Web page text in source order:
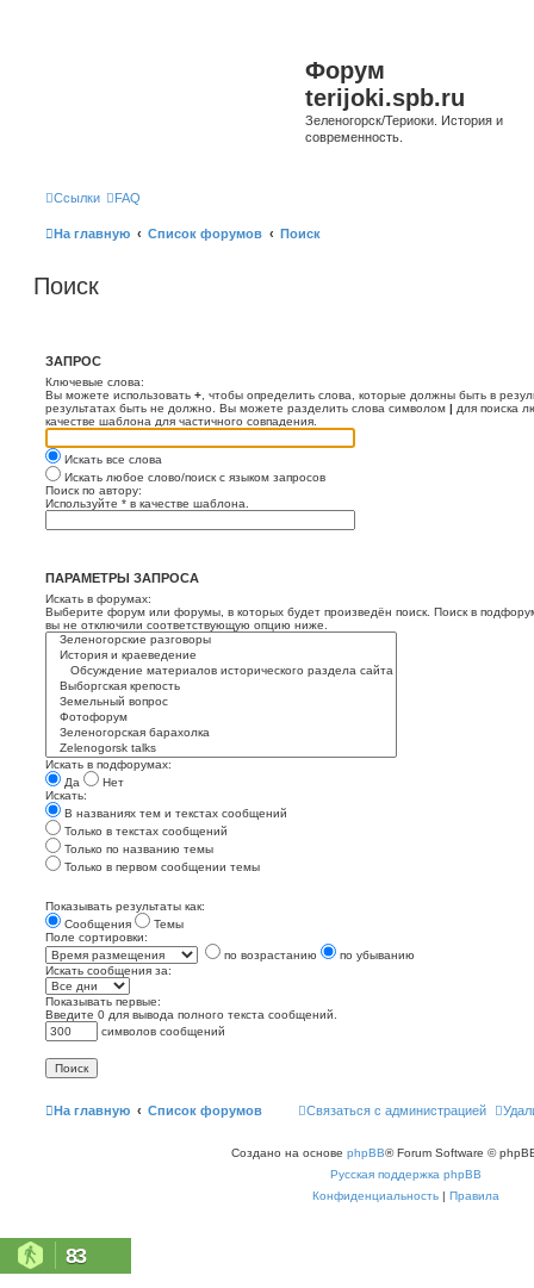
Форум
terijoki.spb.ru
Зеленогорск/Териоки. История и
современность.
Ссылки FAQ
На главную Список форумов Поиск
Поиск
ЗАПРОС
Ключевые слова:
Вы можете использовать + , чтобы определить слова, которые должны быть в
результатах быть не должно. Вы можете разделить слова символом | для поиска
качестве шаблона для частичного совпадения.
Искать все слова
Искать любое слово/поиск с языком запросов
Поиск по автору:
Используйте * в качестве шаблона.
ПАРАМЕТРЫ ЗАПРОСА
Искать в форумах:
Выберите форум или форумы, в которых будет произведён поиск. Поиск в
вы не отключили соответствующую опцию ниже.
Искать в подфорумах:
Да
Нет
Искать:
В названиях тем и текстах сообщений
Только в текстах сообщений
Только по названию темы
Только в первом сообщении темы
Показывать результаты как:
Сообщения
Темы
Поле сортировки:
по возрастанию
по убыванию
Искать сообщения за:
Показывать первые:
Введите 0 для вывода полного текста сообщений.
символов сообщений
На главную Список форумов Связаться с администрацией
Создано на основе phpBB® Forum Software ©
Русская поддержка phpBB
Конфиденциальность | Правила
83